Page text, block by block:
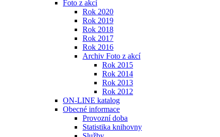
Foto z akcí
Rok 2020
Rok 2019
Rok 2018
Rok 2017
Rok 2016
Archiv Foto z akcí
Rok 2015
Rok 2014
Rok 2013
Rok 2012
ON-LINE katalog
Obecné informace
Provozní doba
Statistika knihovny